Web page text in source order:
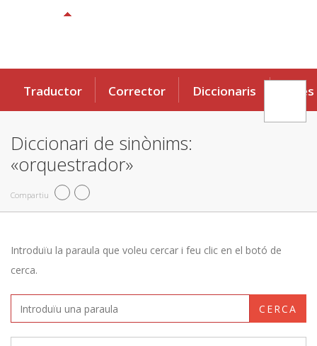
Traductor Corrector Diccionaris Eines
Diccionari de sinònims:
«orquestrador»
Compartiu
Introduïu la paraula que voleu cercar i feu clic en el botó de
cerca.
CERCA